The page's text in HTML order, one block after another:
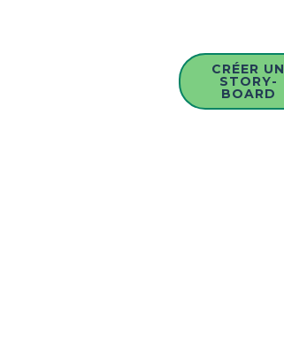
CRÉER UN
STORY-
BOARD